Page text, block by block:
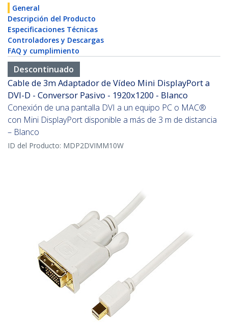
General
Descripción del Producto
Especificaciones Técnicas
Controladores y Descargas
FAQ y cumplimiento
Descontinuado
Cable de 3m Adaptador de Vídeo Mini DisplayPort a
DVI-D - Conversor Pasivo - 1920x1200 - Blanco
Conexión de una pantalla DVI a un equipo PC o MAC®
con Mini DisplayPort disponible a más de 3 m de distancia
– Blanco
ID del Producto: MDP2DVIMM10W